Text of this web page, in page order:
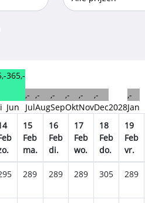
365,-
Jun
,-
Jul
,-
Aug
,-
Sep
,-
Okt
,-
Nov
,-
Dec2028
,-
Jan
15
Feb
ma.
16
Feb
di.
17
Feb
wo.
18
Feb
do.
19
Feb
vr.
289 289 289 305 289